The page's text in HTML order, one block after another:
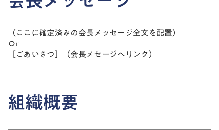
（ここに確定済みの会長メッセージ全文を配置）
Ｏr
［ごあいさつ］（会長メセージへリンク）
組織概要